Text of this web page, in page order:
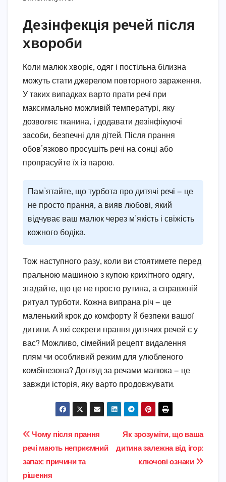
Дезінфекція речей після
хвороби
Коли малюк хворіє, одяг і постільна білизна
можуть стати джерелом повторного зараження.
У таких випадках варто прати речі при
максимально можливій температурі, яку
дозволяє тканина, і додавати дезінфікуючі
засоби, безпечні для дітей. Після прання
обов’язково просушіть речі на сонці або
пропрасуйте їх із парою.
Пам’ятайте, що турбота про дитячі речі — це
не просто прання, а вияв любові, який
відчуває ваш малюк через м’якість і свіжість
кожного бодіка.
Тож наступного разу, коли ви стоятимете перед
пральною машиною з купою крихітного одягу,
згадайте, що це не просто рутина, а справжній
ритуал турботи. Кожна випрана річ — це
маленький крок до комфорту й безпеки вашої
дитини. А які секрети прання дитячих речей є у
вас? Можливо, сімейний рецепт видалення
плям чи особливий режим для улюбленого
комбінезона? Догляд за речами малюка — це
завжди історія, яку варто продовжувати.
Навігація
записів
Як зрозуміти, що ваша
дитина залежна від ігор:
ключові ознаки
Чому після прання
речі мають неприємний
запах: причини та
рішення